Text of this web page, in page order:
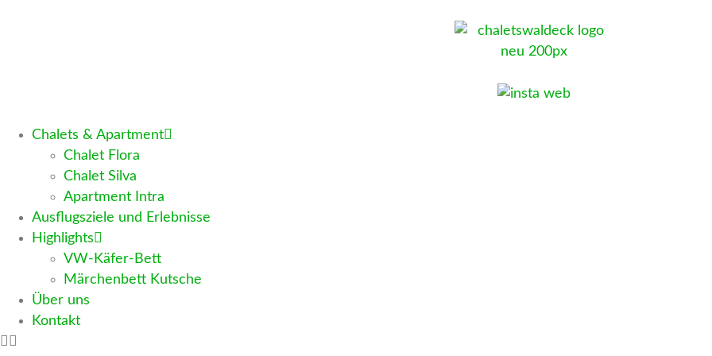
Chalets & Apartment
Chalet Flora
Chalet Silva
Apartment Intra
Ausflugsziele und Erlebnisse
Highlights
VW-Käfer-Bett
Märchenbett Kutsche
Über uns
Kontakt